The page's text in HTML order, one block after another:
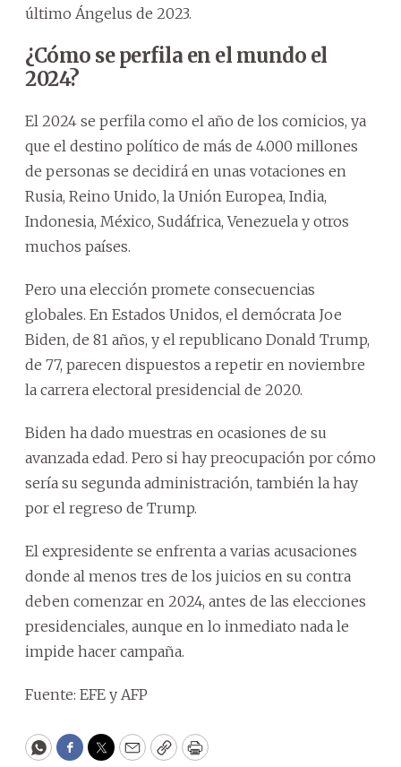
último Ángelus de 2023.
¿Cómo se perfila en el mundo el
2024?
El 2024 se perfila como el año de los comicios, ya
que el destino político de más de 4.000 millones
de personas se decidirá en unas votaciones en
Rusia, Reino Unido, la Unión Europea, India,
Indonesia, México, Sudáfrica, Venezuela y otros
muchos países.
Pero una elección promete consecuencias
globales. En Estados Unidos, el demócrata Joe
Biden, de 81 años, y el republicano Donald Trump,
de 77, parecen dispuestos a repetir en noviembre
la carrera electoral presidencial de 2020.
Biden ha dado muestras en ocasiones de su
avanzada edad. Pero si hay preocupación por cómo
sería su segunda administración, también la hay
por el regreso de Trump.
El expresidente se enfrenta a varias acusaciones
donde al menos tres de los juicios en su contra
deben comenzar en 2024, antes de las elecciones
presidenciales, aunque en lo inmediato nada le
impide hacer campaña.
Fuente: EFE y AFP
WhatsApp
Facebook
Twitter
EmailCopyPrint